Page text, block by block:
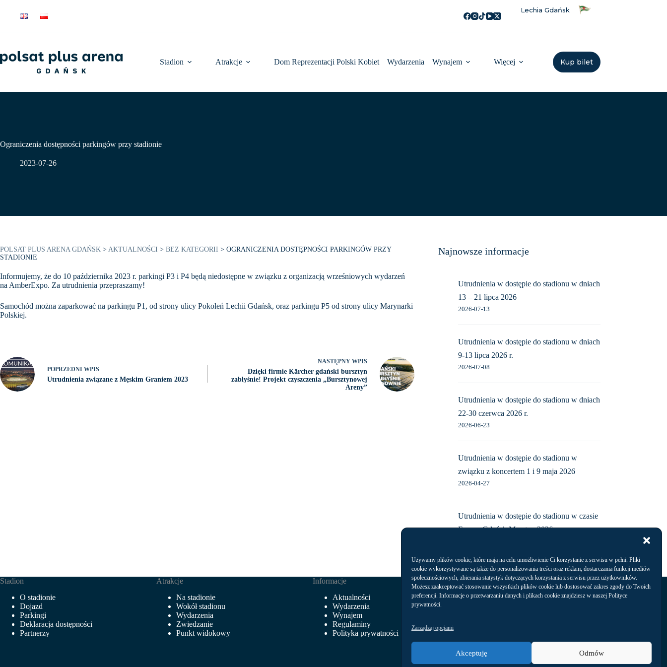
Używamy plików cookie, które mają na celu umożliwienie Ci korzystanie z serwisu w pełni. Pliki
cookie wykorzystywane są także do personalizowania treści oraz reklam, dostarczania funkcji mediów
społecznościowych, zbierania statystyk dotyczących korzystania z serwisu przez użytkowników.
Możesz zaakceptować stosowanie wszystkich plików cookie lub dostosować zakres zgody do Twoich
preferencji. Informacje o przetwarzaniu danych i plikach cookie znajdziesz w naszej Polityce
prywatności.
Zarządzaj opcjami
Akceptuję Odmów
Lechia Gdańsk
Stadion Atrakcje Dom Reprezentacji Polski Kobiet Wydarzenia Wynajem Więcej Kup bilet
Ograniczenia dostępności parkingów przy stadionie
2023-07-26
POLSAT PLUS ARENA GDAŃSK > AKTUALNOŚCI > BEZ KATEGORII > OGRANICZENIA DOSTĘPNOŚCI PARKINGÓW PRZY
STADIONIE
Informujemy, że do 10 października 2023 r. parkingi P3 i P4 będą niedostępne w związku z organizacją wrześniowych wydarzeń
na AmberExpo. Za utrudnienia przepraszamy!
Samochód można zaparkować na parkingu P1, od strony ulicy Pokoleń Lechii Gdańsk, oraz parkingu P5 od strony ulicy Marynarki
Polskiej.
POPRZEDNI WPIS
Utrudnienia związane z Męskim Graniem 2023
NASTĘPNY WPIS
Dzięki firmie Kärcher gdański bursztyn
zabłyśnie! Projekt czyszczenia „Bursztynowej
Areny”
Najnowsze informacje
Utrudnienia w dostępie do stadionu w dniach
13 – 21 lipca 2026
2026-07-13
Utrudnienia w dostępie do stadionu w dniach
9-13 lipca 2026 r.
2026-07-08
Utrudnienia w dostępie do stadionu w dniach
22-30 czerwca 2026 r.
2026-06-23
Utrudnienia w dostępie do stadionu w
związku z koncertem 1 i 9 maja 2026
2026-04-27
Utrudnienia w dostępie do stadionu w czasie
Energa Gdańsk Maraton 2026
Stadion
O stadionie
Dojazd
Parkingi
Deklaracja dostępności
Partnerzy
Atrakcje
Na stadionie
Wokół stadionu
Wydarzenia
Zwiedzanie
Punkt widokowy
Informacje
Aktualności
Wydarzenia
Wynajem
Regulaminy
Polityka prywatności
Kontakt
Arena Gdańsk Operator Sp. z o.o.,
ul. Pokoleń Lechii Gdańsk 1,